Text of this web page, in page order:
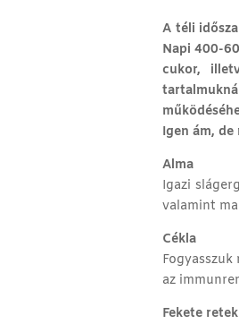
A téli
Napi 400-
cukor,
Igen ám,
Alma
Igazi
valamint
Cékla
az
Fekete retek